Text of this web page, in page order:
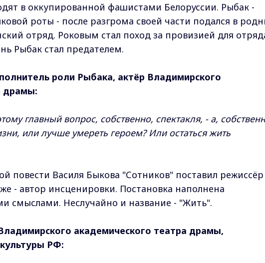
в оккупированной фашистами Белоруссии. Рыбак -
роты - после разгрома своей части подался в
отряд. Роковым стал поход за провизией для
Рыбак стал предателем.
роли Рыбака, актёр Владимирского
драмы:
главный вопрос, собственно, спектакля, - а,
или лучше умереть героем? Или остаться жить
повести Василя Быкова "Сотников" поставил режиссёр
- автор инсценировки. Постановка наполнена
смыслами. Неслучайно и название - "Жить".
академического театра драмы,
РФ: